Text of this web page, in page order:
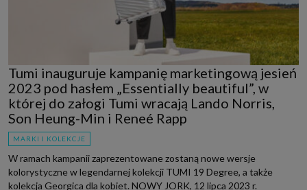
Tumi inauguruje kampanię marketingową jesień
2023 pod hasłem „Essentially beautiful”, w
której do załogi Tumi wracają Lando Norris,
Son Heung-Min i Reneé Rapp
MARKI I KOLEKCJE
W ramach kampanii zaprezentowane zostaną nowe wersje
kolorystyczne w legendarnej kolekcji TUMI 19 Degree, a także
kolekcja Georgica dla kobiet. NOWY JORK, 12 lipca 2023 r.